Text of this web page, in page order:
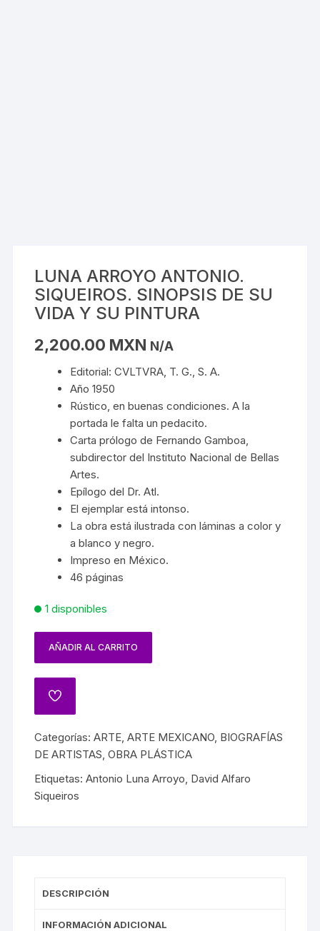
LUNA ARROYO ANTONIO.
SIQUEIROS. SINOPSIS DE SU
VIDA Y SU PINTURA
2,200.00 MXN N/A
Editorial: CVLTVRA, T. G., S. A.
Año 1950
Rústico, en buenas condiciones. A la
portada le falta un pedacito.
Carta prólogo de Fernando Gamboa,
subdirector del Instituto Nacional de Bellas
Artes.
Epílogo del Dr. Atl.
El ejemplar está intonso.
La obra está ilustrada con láminas a color y
a blanco y negro.
Impreso en México.
46 páginas
1 disponibles
AÑADIR AL CARRITO
Categorías:ARTE ,ARTE MEXICANO BIOGRAFÍAS
DE ARTISTAS ,OBRA PLÁSTICA
Etiquetas:Antonio Luna Arroyo David Alfaro
Siqueiros
DESCRIPCIÓN
INFORMACIÓN ADICIONAL